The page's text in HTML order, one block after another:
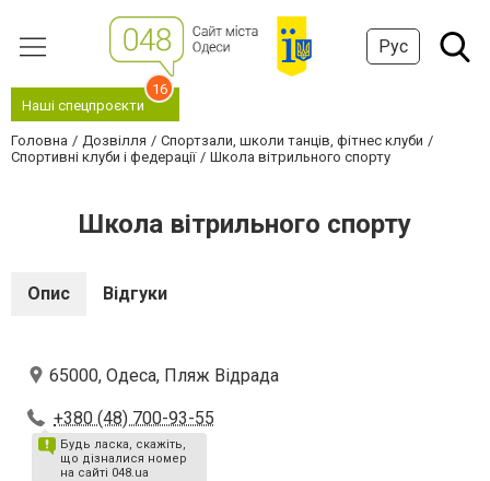
Рус
Наші спецпроєкти
16
Головна Дозвілля
Спортзали, школи танців, фітнес клуби
Спортивні клуби і федерації
Школа вітрильного спорту
Школа вітрильного спорту
Опис Відгуки
65000, Одеса, Пляж Відрада
+380 (48) 700-93-55
Будь ласка, скажіть,
що дізналися номер
на сайті 048.ua